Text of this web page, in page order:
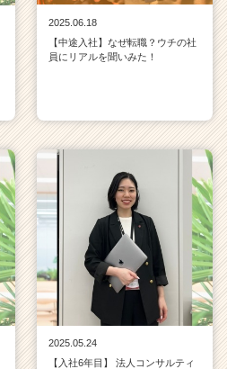
2025.06.18
【中途入社】なぜ転職？ウチの社
員にリアルを聞いみた！
2025.05.24
【入社6年目】 法人コンサルティ